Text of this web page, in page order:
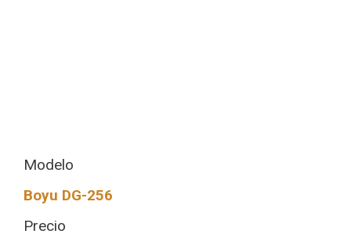
Modelo
Boyu DG-256
Precio